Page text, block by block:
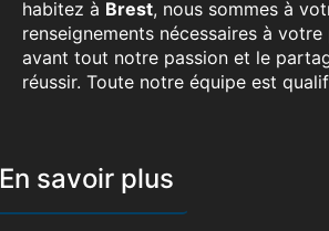
habitez à Brest, nous sommes à
renseignements nécessaires à
avant tout notre passion et le
réussir. Toute notre équipe est
En savoir plus